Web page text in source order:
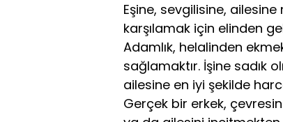
Eşine, sevgilisine,
karşılamak için elinden
Adamlık, helalinden
sağlamaktır. İşine sadık
ailesine en iyi şekilde
Gerçek bir erkek,